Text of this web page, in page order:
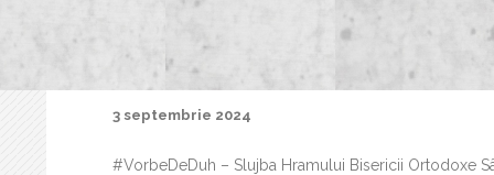
3 septembrie 2024
#VorbeDeDuh – Slujba Hramului Bisericii Ortodoxe